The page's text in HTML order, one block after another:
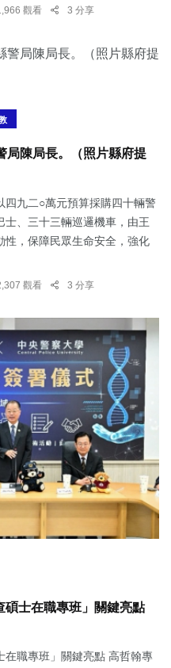
觀看 3 分享
局陳局長。（照片縣府提
四九二○萬元預算採購四十輛警
士、三十三輛巡邏機車，由王
性，保障民眾生命安全，強化
觀看 3 分享
碩士在職專班」關鍵亮點
在職專班」關鍵亮點 高哲翰專